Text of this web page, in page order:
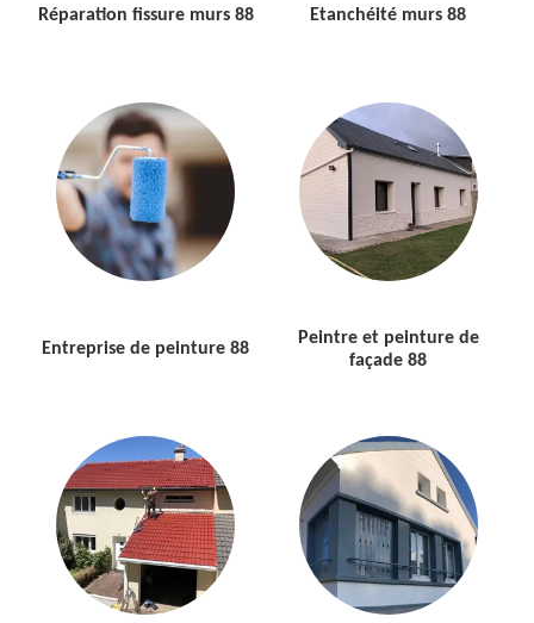
Réparation fissure murs 88 Etanchéité murs 88
Entreprise de peinture 88
Peintre et peinture de
façade 88